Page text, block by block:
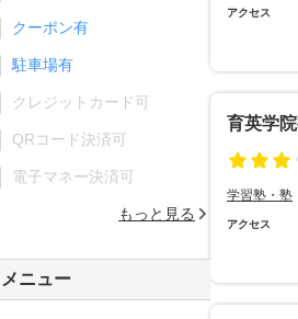
アクセス
育英学
学習塾・塾
アクセス
クーポン有
駐車場有
クレジットカード可
QRコード決済可
電子マネー決済可
もっと見る
メニュー